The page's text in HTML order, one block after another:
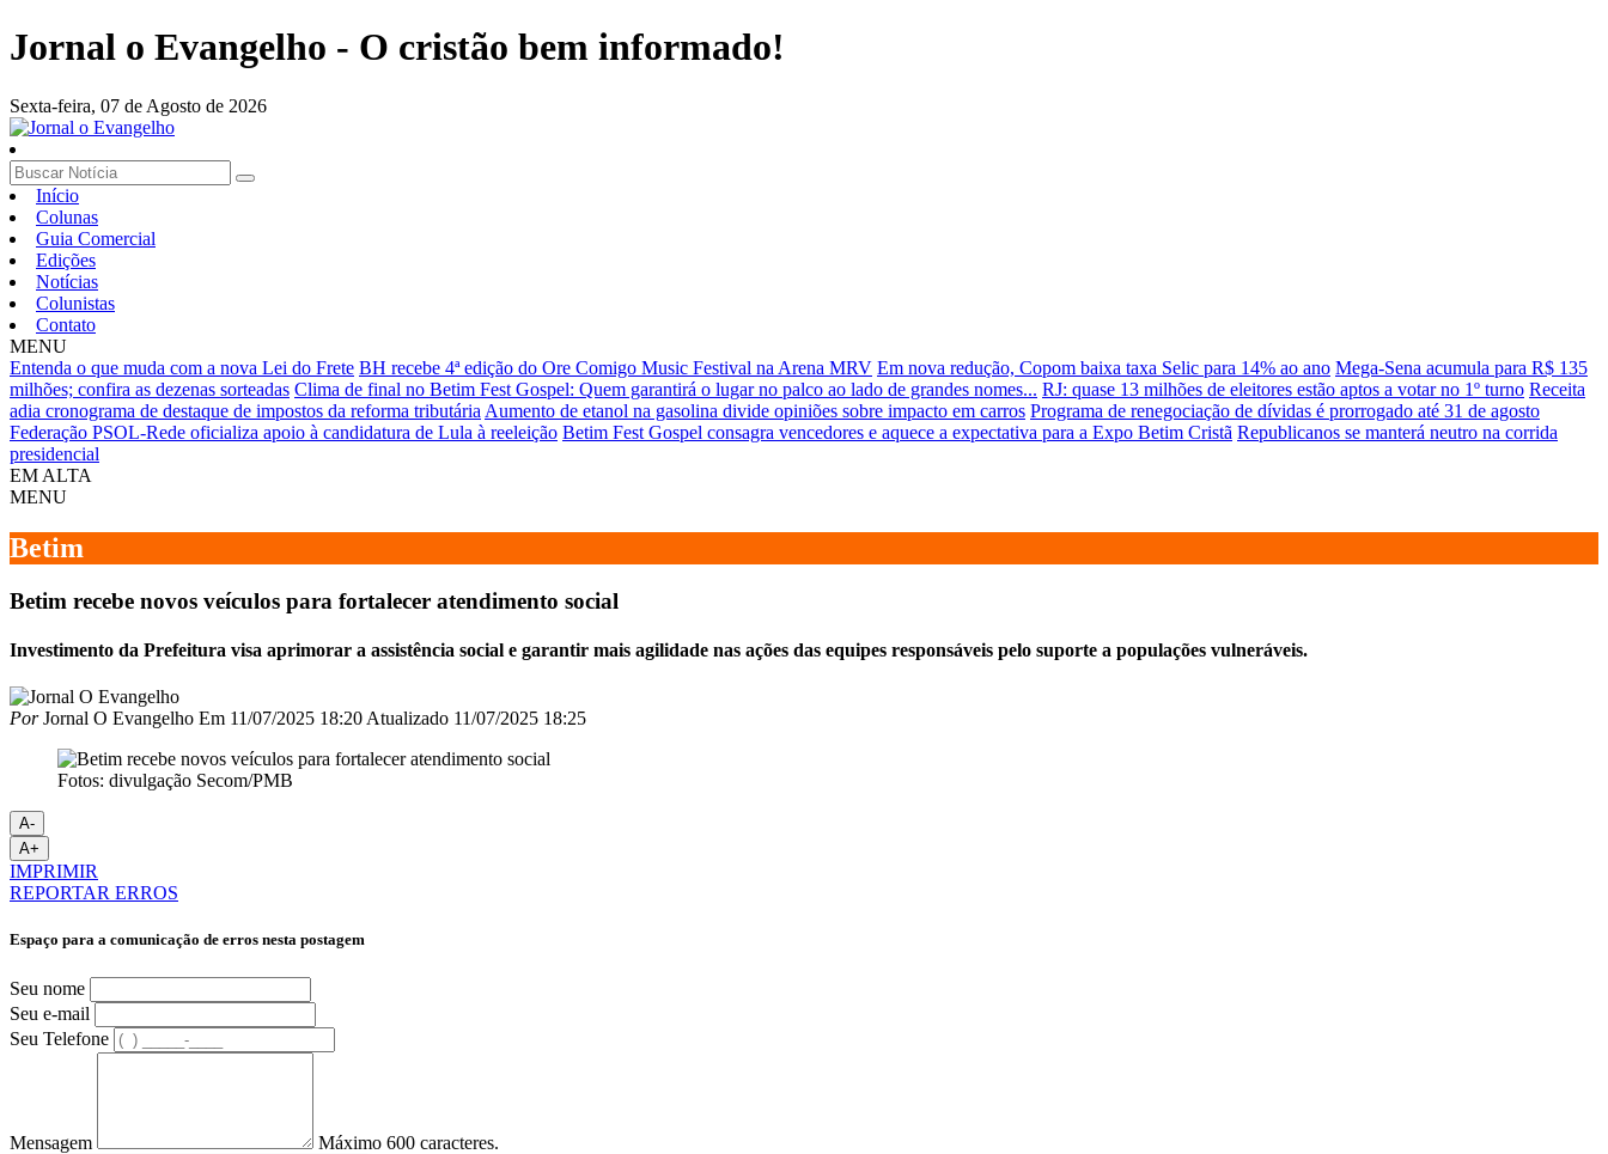
Jornal o Evangelho - O cristão bem informado!
Sexta-feira, 07 de Agosto de 2026
Início
Colunas
Guia Comercial
Edições
Notícias
Colunistas
Contato
MENU
Entenda o que muda com a nova Lei do Frete BH recebe 4ª edição do Ore Comigo Music Festival na Arena MRV Em nova redução, Copom baixa taxa Selic para 14% ao ano Mega-Sena acumula para R$ 135
milhões; confira as dezenas sorteadas Clima de final no Betim Fest Gospel: Quem garantirá o lugar no palco ao lado de grandes nomes... RJ: quase 13 milhões de eleitores estão aptos a votar no 1º turno Receita
adia cronograma de destaque de impostos da reforma tributária Aumento de etanol na gasolina divide opiniões sobre impacto em carros Programa de renegociação de dívidas é prorrogado até 31 de agosto
Federação PSOL-Rede oficializa apoio à candidatura de Lula à reeleição Betim Fest Gospel consagra vencedores e aquece a expectativa para a Expo Betim Cristã Republicanos se manterá neutro na corrida
presidencial
EM ALTA
MENU
Betim
Betim recebe novos veículos para fortalecer atendimento social
Investimento da Prefeitura visa aprimorar a assistência social e garantir mais agilidade nas ações das equipes responsáveis pelo suporte a populações vulneráveis.
PorJornal O Evangelho Em 11/07/2025 18:20 Atualizado 11/07/2025 18:25
Fotos: divulgação Secom/PMB
A-
A+
IMPRIMIR
REPORTAR ERROS
Espaço para a comunicação de erros nesta postagem
Seu nome
Seu e-mail
Seu Telefone
Mensagem Máximo 600 caracteres.